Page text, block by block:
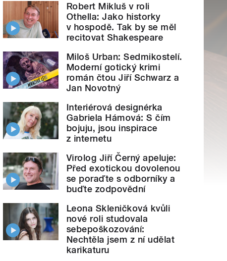
Robert Mikluš v roli
Othella: Jako historky
v hospodě. Tak by se měl
recitovat Shakespeare
Miloš Urban: Sedmikostelí.
Moderní gotický krimi
román čtou Jiří Schwarz a
Jan Novotný
Interiérová designérka
Gabriela Hámová: S čím
bojuju, jsou inspirace
z internetu
Virolog Jiří Černý apeluje:
Před exotickou dovolenou
se poraďte s odborníky a
buďte zodpovědní
Leona Skleničková kvůli
nové roli studovala
sebepoškozování:
Nechtěla jsem z ní udělat
karikaturu